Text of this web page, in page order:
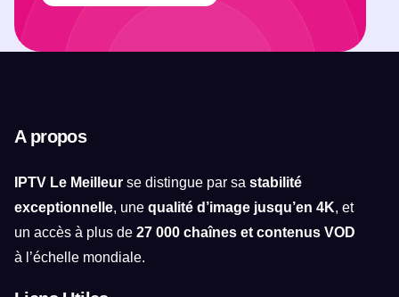
A propos
IPTV Le Meilleur se distingue par sa stabilité
exceptionnelle, une qualité d’image jusqu’en 4K, et
un accès à plus de 27 000 chaînes et contenus VOD
à l’échelle mondiale.